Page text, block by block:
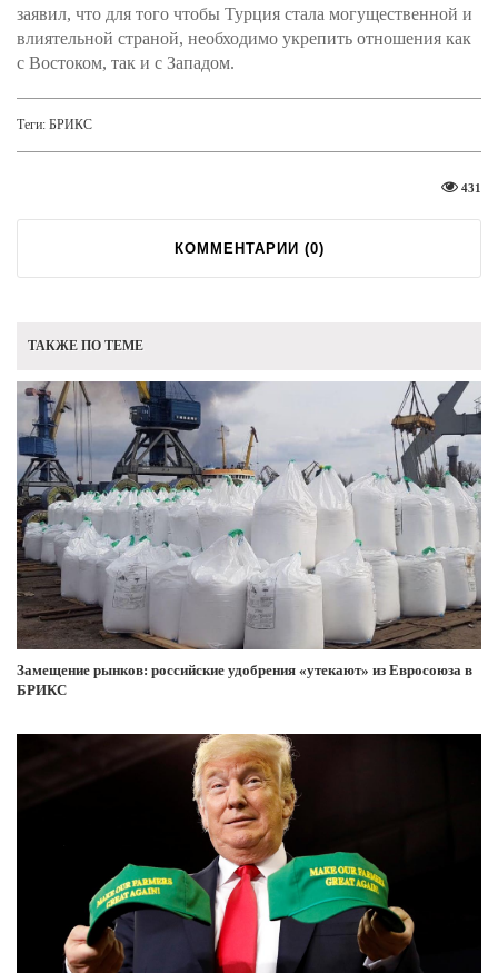
заявил, что для того чтобы Турция стала могущественной и
влиятельной страной, необходимо укрепить отношения как
с Востоком, так и с Западом.
Теги: БРИКС
431
КОММЕНТАРИИ (0)
ТАКЖЕ ПО ТЕМЕ
Замещение рынков: российские удобрения «утекают» из Евросоюза в
БРИКС